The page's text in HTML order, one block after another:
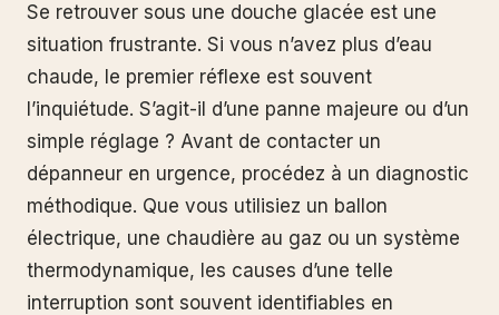
Se retrouver sous une douche glacée est une
situation frustrante. Si vous n’avez plus d’eau
chaude, le premier réflexe est souvent
l’inquiétude. S’agit-il d’une panne majeure ou d’un
simple réglage ? Avant de contacter un
dépanneur en urgence, procédez à un diagnostic
méthodique. Que vous utilisiez un ballon
électrique, une chaudière au gaz ou un système
thermodynamique, les causes d’une telle
interruption sont souvent identifiables en